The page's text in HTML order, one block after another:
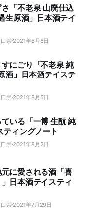
「不老泉 山廃仕込
生原酒」日本酒テイ
崇 2021年8月6日
にごり「不老泉 純
酒」日本酒テイステ
崇 2021年8月5日
いる「一博 生酛 純
ティングノート
崇 2021年8月2日
に愛される酒「喜
日本酒テイスティ
崇 2021年7月29日